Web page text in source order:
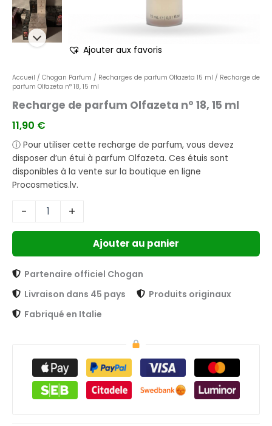
Ajouter aux favoris
Accueil / Chogan Parfum / Recharges de parfum Olfazeta 15 ml / Recharge de
parfum Olfazeta n° 18, 15 ml
Recharge de parfum Olfazeta n° 18, 15 ml
11,90 €
ⓘ Pour utiliser cette recharge de parfum, vous devez
disposer d’un étui à parfum Olfazeta. Ces étuis sont
disponibles à la vente sur la boutique en ligne
Procosmetics.lv.
- +
Ajouter au panier
Partenaire officiel Chogan
Livraison dans 45 pays
Produits originaux
Fabriqué en Italie